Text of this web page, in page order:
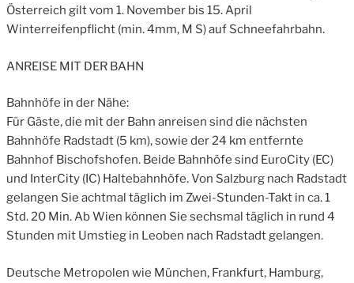
Österreich gilt vom 1. November bis 15. April
Winterreifenpflicht (min. 4mm, M S) auf Schneefahrbahn.
ANREISE MIT DER BAHN
Bahnhöfe in der Nähe:
Für Gäste, die mit der Bahn anreisen sind die nächsten
Bahnhöfe Radstadt (5 km), sowie der 24 km entfernte
Bahnhof Bischofshofen. Beide Bahnhöfe sind EuroCity (EC)
und InterCity (IC) Haltebahnhöfe. Von Salzburg nach Radstadt
gelangen Sie achtmal täglich im Zwei-Stunden-Takt in ca. 1
Std. 20 Min. Ab Wien können Sie sechsmal täglich in rund 4
Stunden mit Umstieg in Leoben nach Radstadt gelangen.
Deutsche Metropolen wie München, Frankfurt, Hamburg,